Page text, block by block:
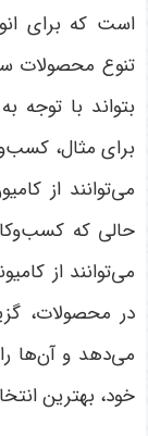
است که برای
تنوع محصولات
بتواند با توجه
برای مثال،
می‌توانند از
حالی که
می‌توانند از
در محصولات،
می‌دهد و آن‌ها
خود، بهترین